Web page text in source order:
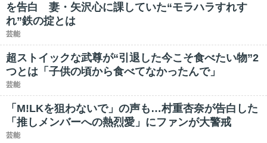
を告白 妻・矢沢心に課していた“モラハラすれす
れ”鉄の掟とは
芸能
超ストイックな武尊が“引退した今こそ食べたい物”2
つとは「子供の頃から食べてなかったんで」
芸能
「M!LKを狙わないで」の声も…村重杏奈が告白した
「推しメンバーへの熱烈愛」にファンが大警戒
芸能